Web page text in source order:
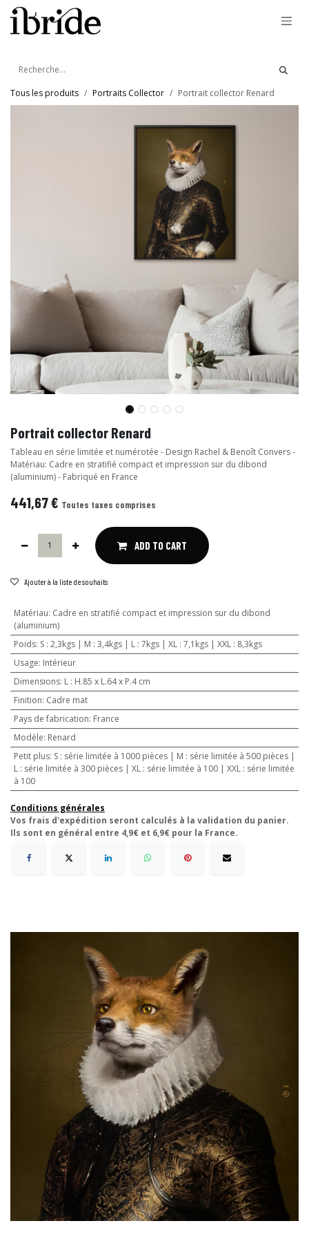
Se rendre au contenu
Tous les produits Portraits Collector Portrait collector Renard
Portrait collector Renard
Tableau en série limitée et numérotée - Design Rachel & Benoît Convers -
Matériau: Cadre en stratifié compact et impression sur du dibond
(aluminium) - Fabriqué en France
441,67€ Toutes taxes comprises
ADD TO CART
Ajouter à la liste de souhaits
Matériau: Cadre en stratifié compact et impression sur du dibond
(aluminium)
Poids: S : 2,3kgs | M : 3,4kgs | L : 7kgs | XL : 7,1kgs | XXL : 8,3kgs
Usage: Intérieur
Dimensions: L : H.85 x L.64 x P.4 cm
Finition: Cadre mat
Pays de fabrication: France
Modèle: Renard
Petit plus: S : série limitée à 1000 pièces | M : série limitée à 500 pièces |
L : série limitée à 300 pièces | XL : série limitée à 100 | XXL : série limitée
à 100
Conditions générales
Vos frais d'expédition seront calculés à la validation du panier.
Ils sont en général entre 4,9€ et 6,9€ pour la France.